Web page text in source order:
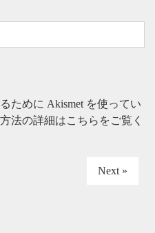
ために Akismet を使ってい
法の詳細はこちらをご覧く
Next »